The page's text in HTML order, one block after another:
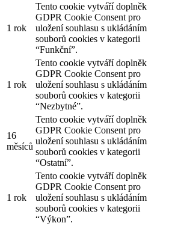
1 rok
Tento cookie vytváří doplněk
GDPR Cookie Consent pro
uložení souhlasu s ukládáním
souborů cookies v kategorii
“Funkční”.
1 rok
Tento cookie vytváří doplněk
GDPR Cookie Consent pro
uložení souhlasu s ukládáním
souborů cookies v kategorii
“Nezbytné”.
16
měsíců
Tento cookie vytváří doplněk
GDPR Cookie Consent pro
uložení souhlasu s ukládáním
souborů cookies v kategorii
“Ostatní”.
1 rok
Tento cookie vytváří doplněk
GDPR Cookie Consent pro
uložení souhlasu s ukládáním
souborů cookies v kategorii
“Výkon”.